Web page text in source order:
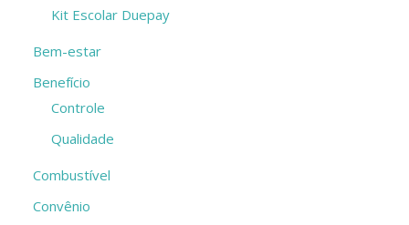
Kit Escolar Duepay
Bem-estar
Benefício
Controle
Qualidade
Combustível
Convênio